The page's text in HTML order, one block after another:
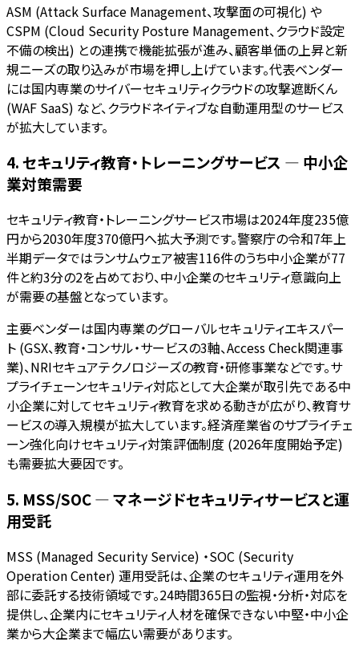
ASM (Attack Surface Management、攻撃面の可視化) や
CSPM (Cloud Security Posture Management、クラウド設定
不備の検出) との連携で機能拡張が進み、顧客単価の上昇と新
規ニーズの取り込みが市場を押し上げています。代表ベンダー
には国内専業のサイバーセキュリティクラウドの攻撃遮断くん
(WAF SaaS) など、クラウドネイティブな自動運用型のサービス
が拡大しています。
4. セキュリティ教育・トレーニングサービス — 中小企
業対策需要
セキュリティ教育・トレーニングサービス市場は2024年度235億
円から2030年度370億円へ拡大予測です。警察庁の令和7年上
半期データではランサムウェア被害116件のうち中小企業が77
件と約3分の2を占めており、中小企業のセキュリティ意識向上
が需要の基盤となっています。
主要ベンダーは国内専業のグローバルセキュリティエキスパー
ト (GSX、教育・コンサル・サービスの3軸、Access Check関連事
業)、NRIセキュアテクノロジーズの教育・研修事業などです。サ
プライチェーンセキュリティ対応として大企業が取引先である中
小企業に対してセキュリティ教育を求める動きが広がり、教育サ
ービスの導入規模が拡大しています。経済産業省のサプライチェ
ーン強化向けセキュリティ対策評価制度 (2026年度開始予定)
も需要拡大要因です。
5. MSS/SOC — マネージドセキュリティサービスと運
用受託
MSS (Managed Security Service) ・SOC (Security
Operation Center) 運用受託は、企業のセキュリティ運用を外
部に委託する技術領域です。24時間365日の監視・分析・対応を
提供し、企業内にセキュリティ人材を確保できない中堅・中小企
業から大企業まで幅広い需要があります。